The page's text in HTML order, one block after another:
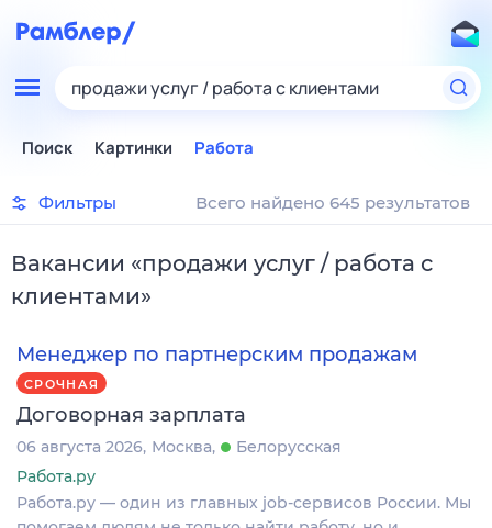
продажи услуг / работа с клиентами
Поиск Картинки Работа
Фильтры Всего найдено 645 результатов
Вакансии «продажи услуг / работа с
клиентами»
Менеджер по партнерским продажам
СРОЧНАЯ
Договорная зарплата
06 августа 2026 Москва
Белорусская
Работа.ру
Работа.ру — один из главных job-сервисов России. Мы